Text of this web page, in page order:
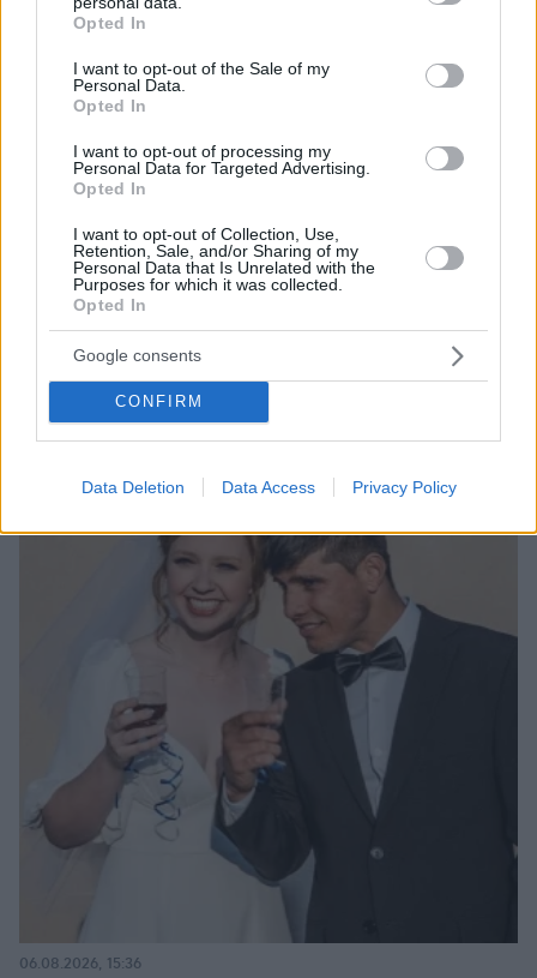
grant or deny consent to Google and its third-party tags to
use your data for below specified purposes in below Google
consent section.
Opted In
I want to opt-out of the Sale of my
Personal Data.
Opted In
I want to opt-out of processing my
Personal Data for Targeted Advertising.
Opted In
I want to opt-out of Collection, Use,
Retention, Sale, and/or Sharing of my
Personal Data that Is Unrelated with the
Purposes for which it was collected.
Opted In
Google consents
CONFIRM
Data Deletion Data Access Privacy Policy
Η αποκαλυπτική κατάθεση της συζύγου του
Αφγανού: Πώς γνωρίσαμε τη Λίσα, γιατί
υποψιάστηκα ότι ήταν το πτώμα στη βαλίτσα
06.08.2026, 12:32
06.08.2026, 15:36